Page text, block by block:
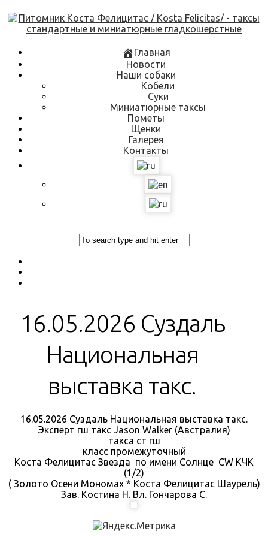
Skip
to
content
Главная
Новости
Наши собаки
Кобели
Суки
Миниатюрные таксы
Пометы
Щенки
Галерея
Контакты
16.05.2026 Суздаль
Национальная
выставка такс.
16.05.2026 Суздаль Национальная выставка такс.
Эксперт гш такс Jason Walker (Австралия)
такса ст гш
класс промежуточный
Коста Фелицитас Звезда по имени Солнце CW КЧК
(1/2)
( Золото Осени Мономах * Коста Фелицитас Шаурель)
Зав. Костина Н. Вл. Гончарова С.